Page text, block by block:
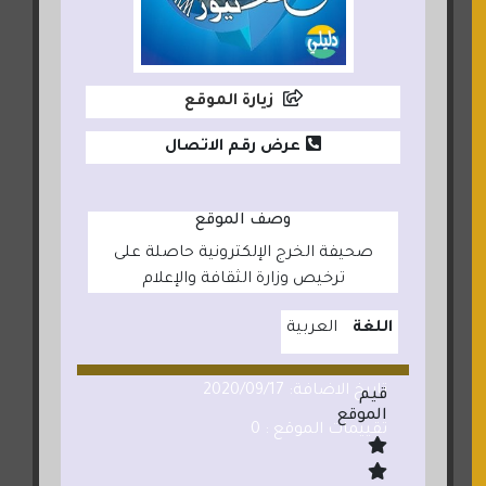
زيارة الموقع
عرض رقم الاتصال
وصف الموقع
صحيفة الخرج الإلكترونية حاصلة على
ترخيص وزارة الثقافة والإعلام
اللغة العربية
تاريخ الاضافة: 2020/09/17
تقييمات الموقع : 0
قيم
الموقع